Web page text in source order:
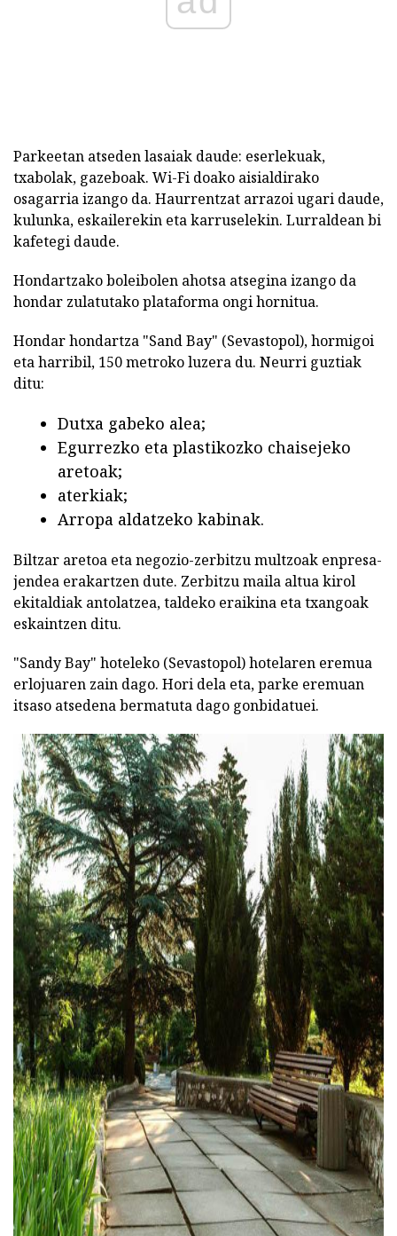
Parkeetan atseden lasaiak daude: eserlekuak,
txabolak, gazeboak. Wi-Fi doako aisialdirako
osagarria izango da. Haurrentzat arrazoi ugari daude,
kulunka, eskailerekin eta karruselekin. Lurraldean bi
kafetegi daude.
Hondartzako boleibolen ahotsa atsegina izango da
hondar zulatutako plataforma ongi hornitua.
Hondar hondartza "Sand Bay" (Sevastopol), hormigoi
eta harribil, 150 metroko luzera du. Neurri guztiak
ditu:
Dutxa gabeko alea;
Egurrezko eta plastikozko chaisejeko
aretoak;
aterkiak;
Arropa aldatzeko kabinak.
Biltzar aretoa eta negozio-zerbitzu multzoak enpresa-
jendea erakartzen dute. Zerbitzu maila altua kirol
ekitaldiak antolatzea, taldeko eraikina eta txangoak
eskaintzen ditu.
"Sandy Bay" hoteleko (Sevastopol) hotelaren eremua
erlojuaren zain dago. Hori dela eta, parke eremuan
itsaso atsedena bermatuta dago gonbidatuei.
ad